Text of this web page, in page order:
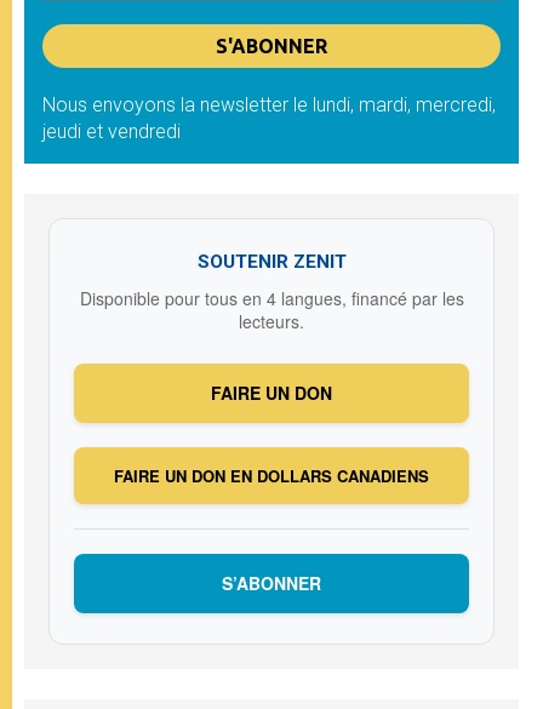
Nous envoyons la newsletter le lundi, mardi, mercredi,
jeudi et vendredi
SOUTENIR ZENIT
Disponible pour tous en 4 langues, financé par les
lecteurs.
FAIRE UN DON
FAIRE UN DON EN DOLLARS CANADIENS
S’ABONNER